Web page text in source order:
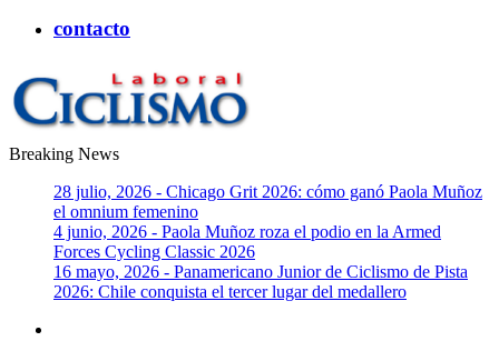
contacto
CiclismoLaboral
Breaking News
28 julio, 2026 - Chicago Grit 2026: cómo ganó Paola Muñoz
el omnium femenino
4 junio, 2026 - Paola Muñoz roza el podio en la Armed
Forces Cycling Classic 2026
16 mayo, 2026 - Panamericano Junior de Ciclismo de Pista
2026: Chile conquista el tercer lugar del medallero